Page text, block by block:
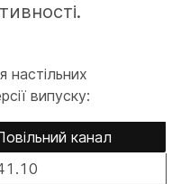
випуску:
канал